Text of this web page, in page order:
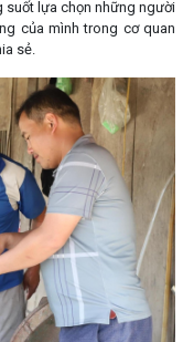
suốt lựa chọn những người
của mình trong cơ quan
sẻ.